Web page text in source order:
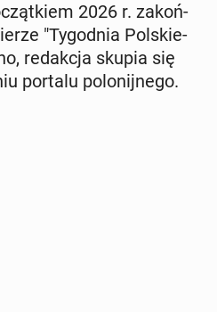
2026 r. za­koń­
"Ty­go­dnia Pol­skie­
re­dak­cja skupia się
portalu po­lo­nij­ne­go.